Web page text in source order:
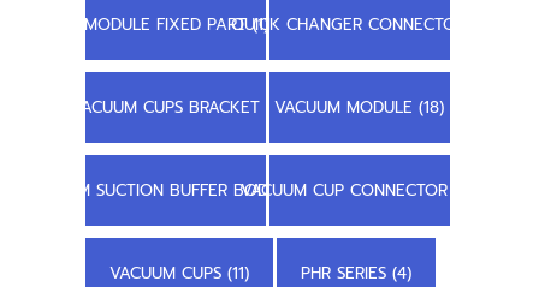
MODULE FIXED PART (1)QUICK CHANGER CONNECTOR (1)
VACUUM CUPS BRACKET (1)VACUUM MODULE (18)
STEM SUCTION BUFFER BODY (3)VACUUM CUP CONNECTOR (2)
VACUUM CUPS (11) PHR SERIES (4)